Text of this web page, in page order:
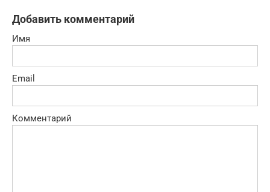
Добавить комментарий
Имя
Email
Комментарий